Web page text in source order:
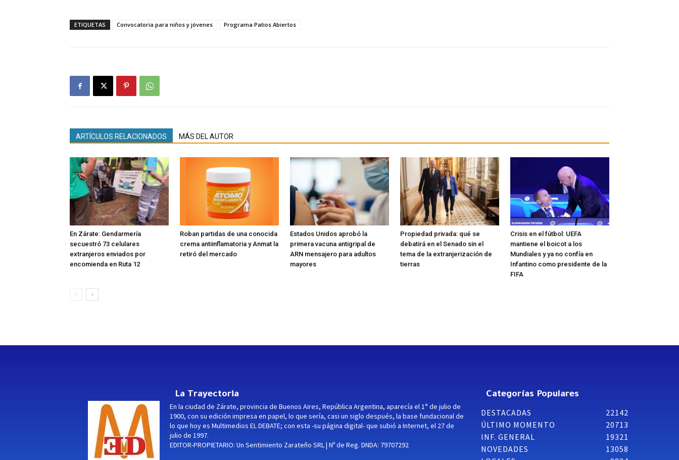
ETIQUETAS Convocatoria para niños y jóvenes Programa Patios Abiertos
ARTÍCULOS RELACIONADOS MÁS DEL AUTOR
En Zárate: Gendarmería
secuestró 73 celulares
extranjeros enviados por
encomienda en Ruta 12
Roban partidas de una conocida
crema antiinflamatoria y Anmat la
retiró del mercado
Estados Unidos aprobó la
primera vacuna antigripal de
ARN mensajero para adultos
mayores
Propiedad privada: qué se
debatirá en el Senado sin el
tema de la extranjerización de
tierras
Crisis en el fútbol: UEFA
mantiene el boicot a los
Mundiales y ya no confía en
Infantino como presidente de la
FIFA
La Trayectoria
En la ciudad de Zárate, provincia de Buenos Aires, República Argentina, aparecía el 1° de julio de
1900, con su edición impresa en papel, lo que sería, casi un siglo después, la base fundacional de
lo que hoy es Multimedios EL DEBATE; con esta -su página digital- que subió a Internet, el 27 de
julio de 1997.
EDITOR-PROPIETARIO: Un Sentimiento Zarateño SRL | Nº de Reg. DNDA: 79707292
Categorías Populares
DESTACADAS
22142
ÚLTIMO MOMENTO
20713
INF. GENERAL
19321
NOVEDADES
13058